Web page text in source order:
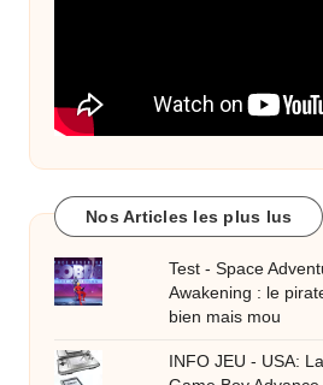
Nos Articles les plus lus
Test - Space
Awakening : le
bien mais mou
INFO JEU - USA: